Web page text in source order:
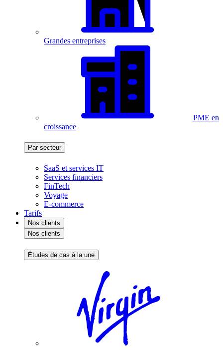
Grandes entreprises
PME en
croissance
Par secteur
SaaS et services IT
Services financiers
FinTech
Voyage
E-commerce
Tarifs
Nos clients
Nos clients
Études de cas à la une